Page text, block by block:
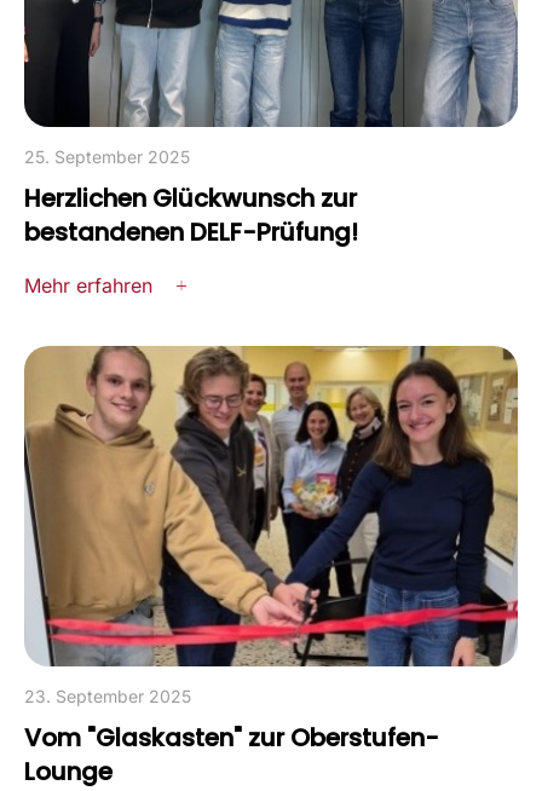
25. September 2025
Herzlichen Glückwunsch zur
bestandenen DELF-Prüfung!
Mehr erfahren
23. September 2025
Vom "Glaskasten" zur Oberstufen-
Lounge